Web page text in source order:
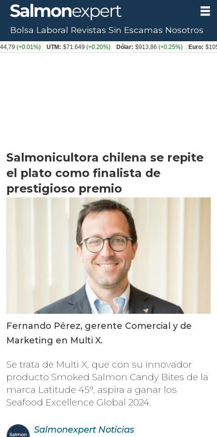
Salmonicultora chilena se repite
el plato como finalista de
prestigioso premio
Fernando Pérez, gerente Comercial y de
Marketing en Multi X.
Se trata de Multi X, que con su innovador
producto Smoked Salmon Candy Bites de la
marca Latitude 45°, aspira a ganar los
Seafood Excellence Global 2024.
Salmonexpert Noticias
Bolsa Laboral Revistas Sin Escamas Nosotros
UTM: $71.649(+0.20%) Dólar: $913,86(+0.25%) Euro: $1053,08(-